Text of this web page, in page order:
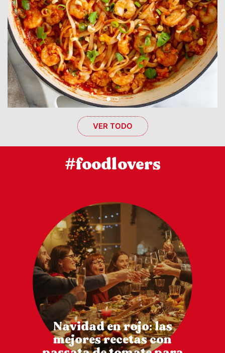
VER TODO
#foodlovers
Navidad en rojo: las
mejores recetas con